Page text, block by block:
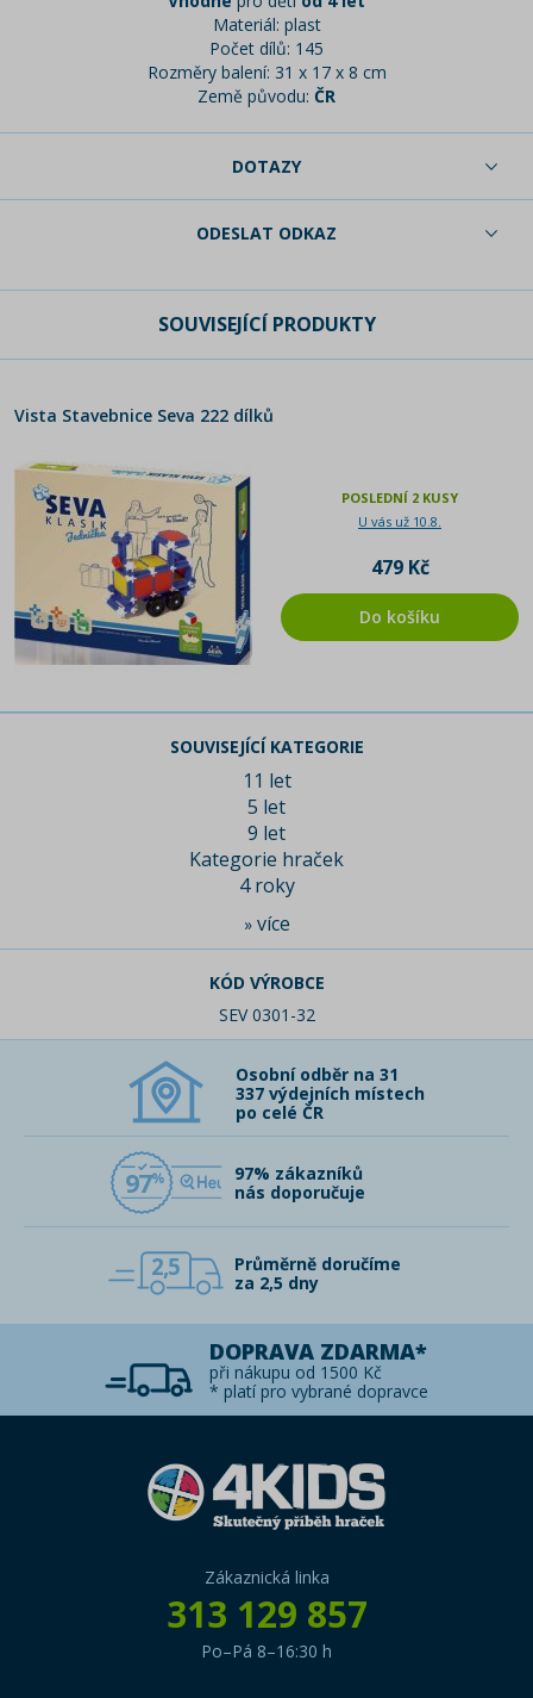
Materiál: plast
Počet dílů: 145
Rozměry balení: 31 x 17 x 8 cm
Země původu: ČR
DOTAZY
ODESLAT ODKAZ
SOUVISEJÍCÍ PRODUKTY
Vista Stavebnice Seva 222 dílků
POSLEDNÍ 2 KUSY
U vás už 10.8.
479 Kč
Do košíku
SOUVISEJÍCÍ KATEGORIE
11 let
5 let
9 let
Kategorie hraček
4 roky
» více
KÓD VÝROBCE
SEV 0301-32
Osobní odběr na 31
337 výdejních místech
po celé ČR
97
97% zákazníků
nás doporučuje
2,5
Průměrně doručíme
za 2,5 dny
DOPRAVA ZDARMA*
při nákupu od 1500 Kč
* platí pro vybrané dopravce
Zákaznická linka
313 129 857
Po–Pá 8–16:30 h